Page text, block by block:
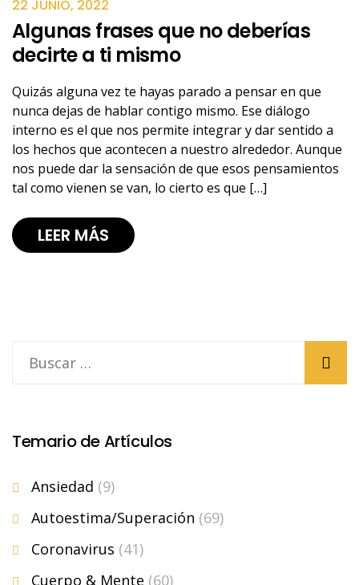
22 JUNIO, 2022
Algunas frases que no deberías
decirte a ti mismo
Quizás alguna vez te hayas parado a pensar en que
nunca dejas de hablar contigo mismo. Ese diálogo
interno es el que nos permite integrar y dar sentido a
los hechos que acontecen a nuestro alrededor. Aunque
nos puede dar la sensación de que esos pensamientos
tal como vienen se van, lo cierto es que […]
LEER MÁS
Temario de Artículos
Ansiedad (9)
Autoestima/Superación (69)
Coronavirus (41)
Cuerpo & Mente (60)